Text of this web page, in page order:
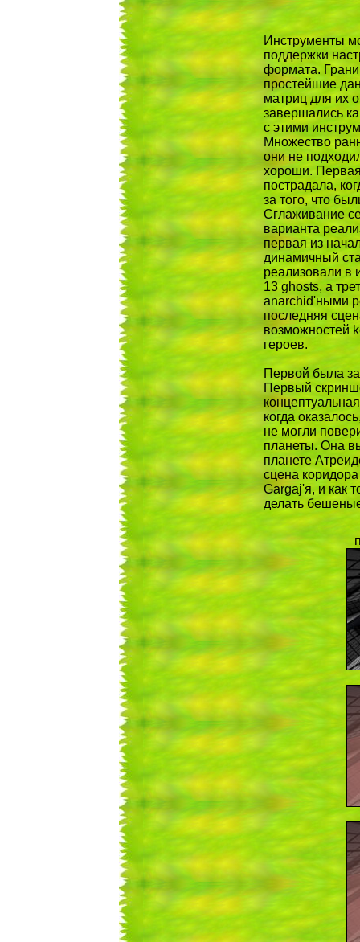
Инструменты
поддержки
формата.
простейшие
матриц для их
завершались
с этими
Множество
они не
хороши.
пострадала,
за того, что
Сглаживание
варианта
первая из
динамичный
реализовали в
13 ghosts, а
anarchid'ными
последняя
возможностей
героев.
Первой была
Первый
когда
не могли
планеты. Она
планете
сцена
Gargaj'я, и как
делать